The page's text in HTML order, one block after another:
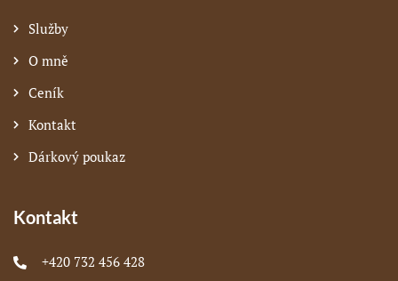
Služby
O mně
Ceník
Kontakt
Dárkový poukaz
Kontakt
+420 732 456 428